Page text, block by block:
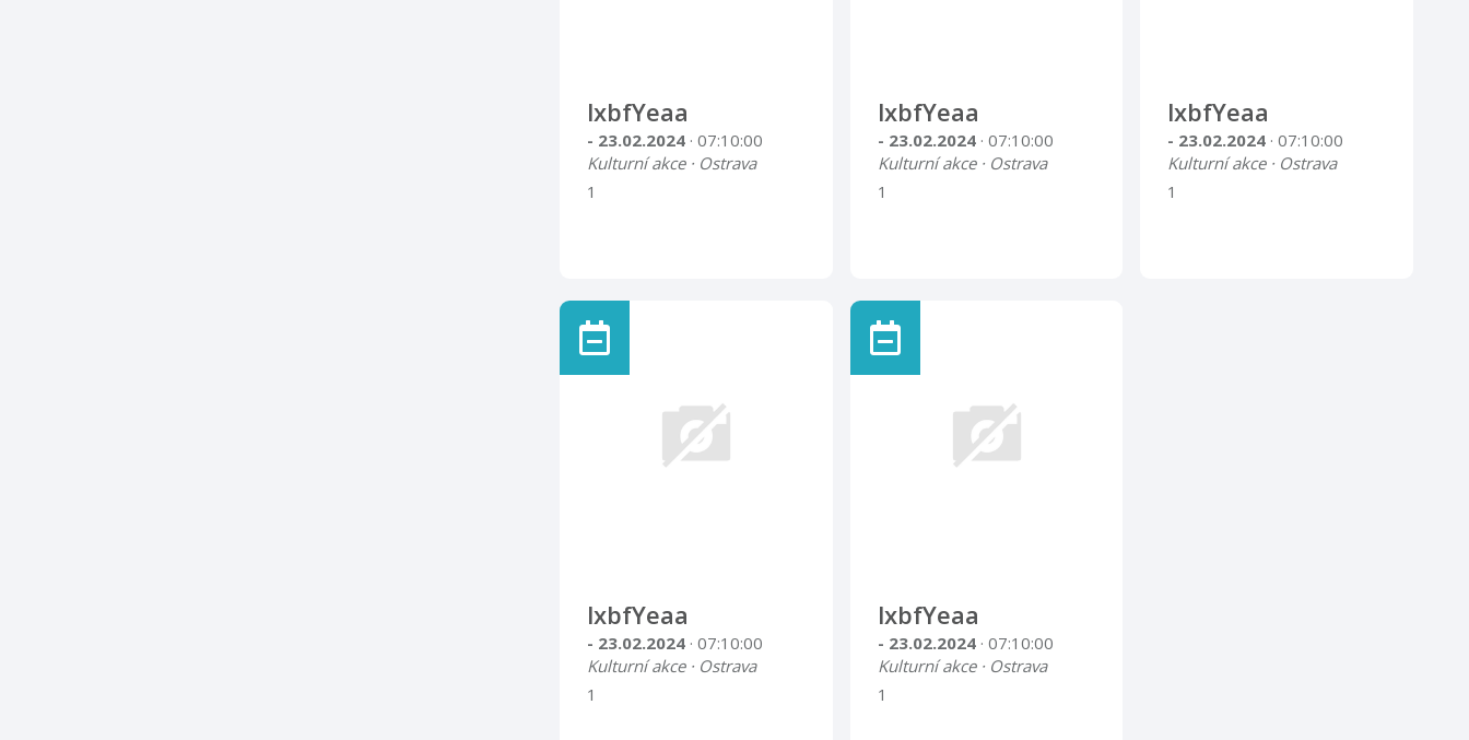
lxbfYeaa
- 23.02.2024 · 07:10:00
Kulturní akce · Ostrava
1
lxbfYeaa
- 23.02.2024 · 07:10:00
Kulturní akce · Ostrava
1
lxbfYeaa
- 23.02.2024 · 07:10:00
Kulturní akce · Ostrava
1
lxbfYeaa
- 23.02.2024 · 07:10:00
Kulturní akce · Ostrava
1
lxbfYeaa
- 23.02.2024 · 07:10:00
Kulturní akce · Ostrava
1